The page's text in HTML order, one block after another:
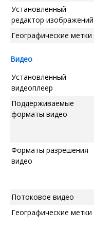
Установленный
редактор изображений
Географические метки
Видео
Установленный
видеоплеер
Поддерживаемые
форматы видео
Форматы разрешения
видео
Потоковое видео
Географические метки